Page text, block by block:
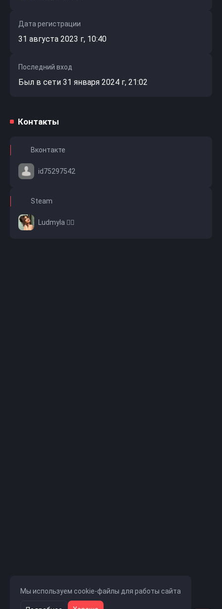
Дата регистрации
31 августа 2023 г, 10:40
Последний вход
Был в сети 31 января 2024 г, 21:02
Контакты
Вконтакте
id75297542
Steam
Ludmyla ❤️‍🔥
Мы используем cookie-файлы для работы сайта